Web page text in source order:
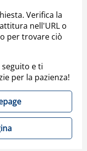
Verifica la
nell'URL o
per trovare ciò
e ti
per la pazienza!